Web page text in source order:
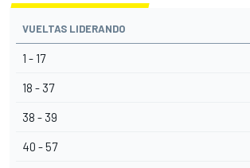
VUELTAS LIDERANDO
1 - 17
18 - 37
38 - 39
40 - 57